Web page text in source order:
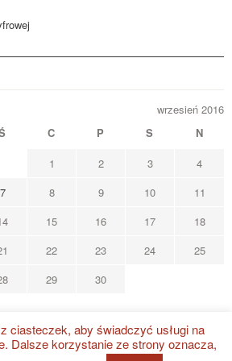
wrzesień 2016
C P S
N
1
2 3
4
7 8 9 10
11
15 16 17
18
22 23 24
25
29
30
@ 2022 Wszystkie prawa zastrzeżone
ciasteczek, aby świadczyć usługi na
Dalsze korzystanie ze strony oznacza,